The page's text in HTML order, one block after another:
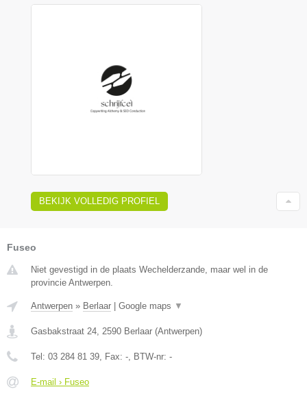
BEKIJK VOLLEDIG PROFIEL
Fuseo
Niet gevestigd in de plaats Wechelderzande, maar wel in de
provincie Antwerpen.
Antwerpen » Berlaar Google maps ▼
Gasbakstraat 24, 2590 Berlaar (Antwerpen)
Tel: 03 284 81 39, Fax: -, BTW-nr: -
E-mail › Fuseo